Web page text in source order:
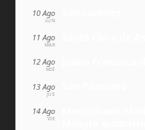
10 Ago
LUN
11 Ago
MAR
12 Ago
MIÉ
13 Ago
JUE
14 Ago
VIE